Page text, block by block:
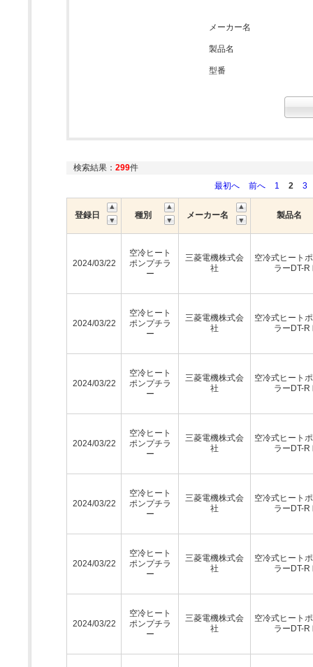
メーカー名
製品名
型番
検索結果： 299件
最初へ
前へ 1 2 3
登録日 種別 メーカー名 製品名
2024/03/22
空冷ヒート
ポンプチラ
ー
三菱電機株式会
社
空冷式ヒート
ラーDT-
2024/03/22
空冷ヒート
ポンプチラ
ー
三菱電機株式会
社
空冷式ヒート
ラーDT-
2024/03/22
空冷ヒート
ポンプチラ
ー
三菱電機株式会
社
空冷式ヒート
ラーDT-
2024/03/22
空冷ヒート
ポンプチラ
ー
三菱電機株式会
社
空冷式ヒート
ラーDT-
2024/03/22
空冷ヒート
ポンプチラ
ー
三菱電機株式会
社
空冷式ヒート
ラーDT-
2024/03/22
空冷ヒート
ポンプチラ
ー
三菱電機株式会
社
空冷式ヒート
ラーDT-
2024/03/22
空冷ヒート
ポンプチラ
ー
三菱電機株式会
社
空冷式ヒート
ラーDT-